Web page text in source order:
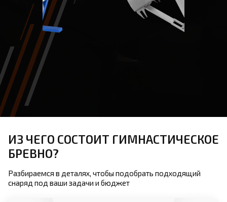
ИЗ ЧЕГО СОСТОИТ ГИМНАСТИЧЕСКОЕ
БРЕВНО?
Разбираемся в деталях, чтобы подобрать подходящий
снаряд под ваши задачи и бюджет